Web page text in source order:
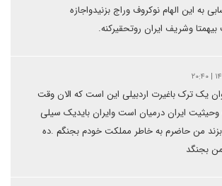
این الهام نوکروف وراج بزنیدواجازه
وشریف ایران روتحقیرکنه.
یک ترک باغیرت اردبیلی این است که الان وقت
وحیثیت ایران درمیان است وایران بایدیک سیلی
من حاضرم به خاطر مملکت خودم بجنگم .ده
بجنگد